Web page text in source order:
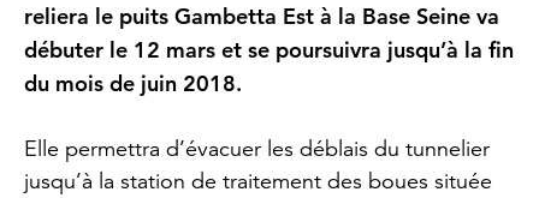
reliera le puits Gambetta Est à la Base Seine va
débuter le 12 mars et se poursuivra jusqu’à la fin
du mois de juin 2018.
Elle permettra d’évacuer les déblais du tunnelier
jusqu’à la station de traitement des boues située